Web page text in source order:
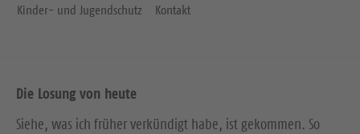
Kinder- und Jugendschutz Kontakt
Die Losung von heute
Siehe, was ich früher verkündigt habe, ist gekommen. So